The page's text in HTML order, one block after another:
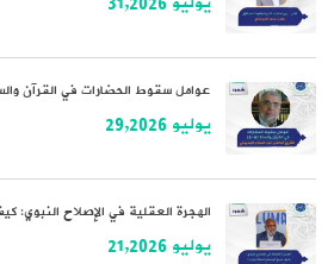
عوامل سقوط الحضارات في القرآن
يوليو 29,2026
الهجرة العقلية في الإصلاح النبوي:
يوليو 21,2026